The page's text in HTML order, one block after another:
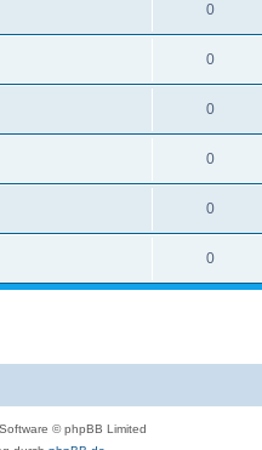
0
0
0
0
0
0
© phpBB Limited